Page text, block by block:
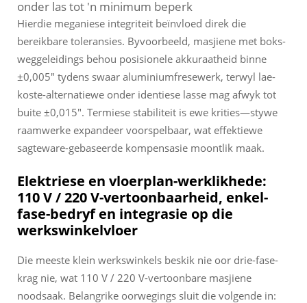
onder las tot 'n minimum beperk
Hierdie meganiese integriteit beïnvloed direk die
bereikbare toleransies. Byvoorbeeld, masjiene met boks-
weggeleidings behou posisionele akkuraatheid binne
±0,005" tydens swaar aluminiumfresewerk, terwyl lae-
koste-alternatiewe onder identiese lasse mag afwyk tot
buite ±0,015". Termiese stabiliteit is ewe krities—stywe
raamwerke expandeer voorspelbaar, wat effektiewe
sagteware-gebaseerde kompensasie moontlik maak.
Elektriese en vloerplan-werklikhede:
110 V / 220 V-vertoonbaarheid, enkel-
fase-bedryf en integrasie op die
werkswinkelvloer
Die meeste klein werkswinkels beskik nie oor drie-fase-
krag nie, wat 110 V / 220 V-vertoonbare masjiene
noodsaak. Belangrike oorwegings sluit die volgende in: